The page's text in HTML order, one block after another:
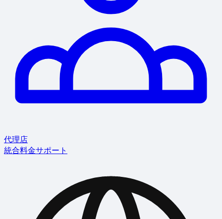
代理店
統合料金サポート